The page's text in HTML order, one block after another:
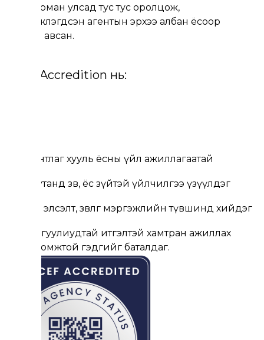
ХБНГерман улсад тус тус оролцож,
итгэмжлэгдсэн агентын эрхээ албан ёсоор
хүлээн авсан.
ICEF Accredition нь:
Агентлаг хууль ёсны үйл ажиллагаатай
Оюутанд зөв, ёс зүйтэй үйлчилгээ үзүүлдэг
Виз, элсэлт, зөвлөгөө мэргэжлийн түвшинд хийдэг
Сургуулиудтай итгэлтэй хамтран ажиллах
боломжтой гэдгийг баталдаг.